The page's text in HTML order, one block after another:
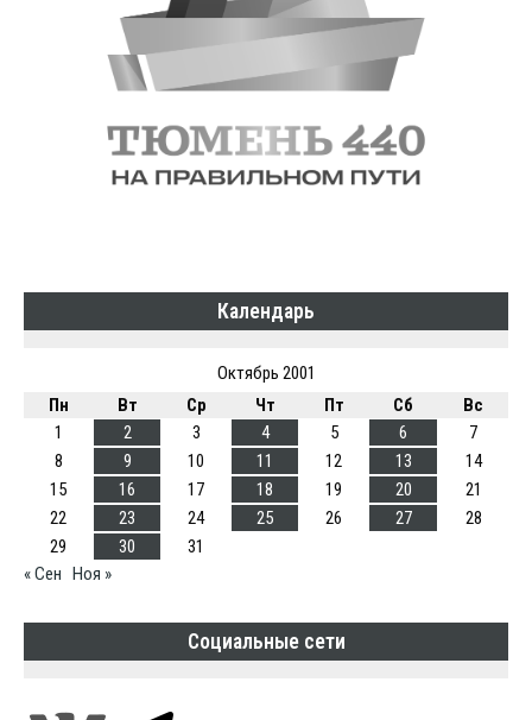
Календарь
Октябрь 2001
Пн
Вт Ср Чт Пт Сб
Вс
1
2 3 4 5 6
7
8
9 10 11 12 13
14
15
16 17 18 19 20
21
22
23 24 25 26 27
28
29
30
31
« Сен Ноя »
Социальные сети